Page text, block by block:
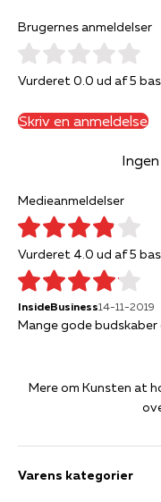
Brugernes anmeldelser
Vurderet 0.0 ud af 5
Skriv en anmeldelse
Medieanmeldelser
Vurderet 4.0 ud af 5
InsideBusiness14-11-2019
Mange gode
Mere om Kunsten at
Varens kategorier